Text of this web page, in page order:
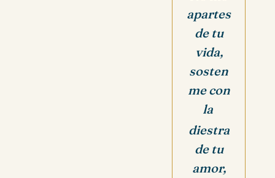
apartes
de tu
vida,
sosten
me con
la
diestra
de tu
amor,